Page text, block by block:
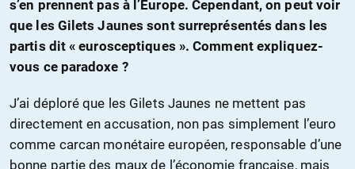
s’en prennent pas à l’Europe. Cependant, on peut voir
que les Gilets Jaunes sont surreprésentés dans les
partis dit « eurosceptiques ». Comment expliquez-
vous ce paradoxe ?
J’ai déploré que les Gilets Jaunes ne mettent pas
directement en accusation, non pas simplement l’euro
comme carcan monétaire européen, responsable d’une
bonne partie des maux de l’économie française, mais